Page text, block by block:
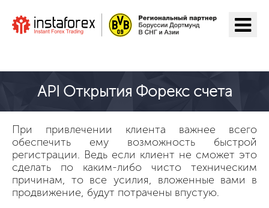
API Открытия Форекс счета
При привлечении клиента важнее всего
обеспечить ему возможность быстрой
регистрации. Ведь если клиент не сможет это
сделать по каким-либо чисто техническим
причинам, то все усилия, вложенные вами в
продвижение, будут потрачены впустую.